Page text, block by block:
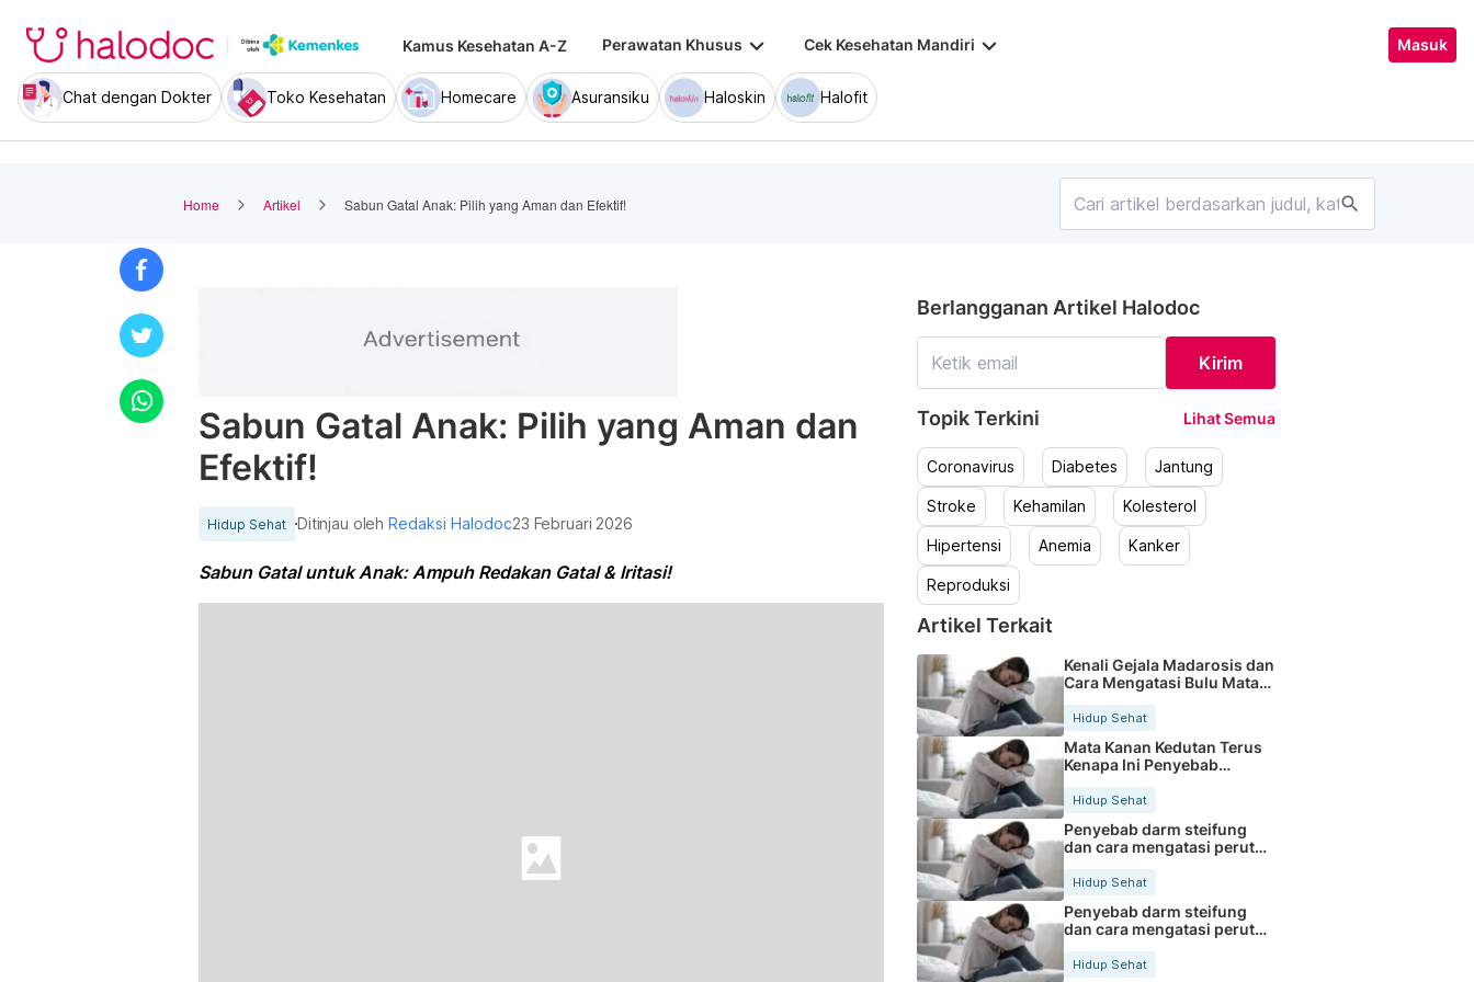
Kamus Kesehatan A-Z Perawatan Khusus keyboard_arrow_down Cek Kesehatan Mandiri keyboard_arrow_down Masuk
Chat dengan Dokter Toko Kesehatan Homecare Asuransiku Haloskin Halofit
Home Artikel Sabun Gatal Anak: Pilih yang Aman dan Efektif! search
Sabun Gatal Anak: Pilih yang Aman dan
Efektif!
Hidup Sehat Ditinjau olehRedaksi Halodoc23 Februari 2026
Sabun Gatal untuk Anak: Ampuh Redakan Gatal & Iritasi!
Berlangganan Artikel Halodoc
Kirim
Topik Terkini Lihat Semua
Coronavirus Diabetes Jantung
Stroke Kehamilan Kolesterol
Hipertensi Anemia Kanker
Reproduksi
Artikel Terkait
Kenali Gejala Madarosis dan
Cara Mengatasi Bulu Mata
Hidup Sehat
Mata Kanan Kedutan Terus
Kenapa Ini Penyebab
Hidup Sehat
Penyebab darm steifung
dan cara mengatasi perut
Hidup Sehat
Penyebab darm steifung
dan cara mengatasi perut
Hidup Sehat